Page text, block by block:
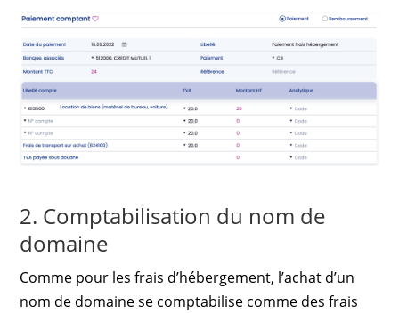
2. Comptabilisation du nom de
domaine
Comme pour les frais d’hébergement, l’achat d’un
nom de domaine se comptabilise comme des frais